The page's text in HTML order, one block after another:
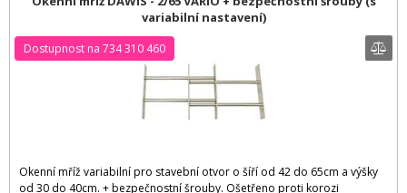
variabilní nastavení)
Okenní mříž variabilní pro stavební otvor o šíří od 42 do 65cm a výšky
od 30 do 40cm. + bezpečnostní šrouby. Ošetřeno proti korozi
Dostupnost na 734 310 460